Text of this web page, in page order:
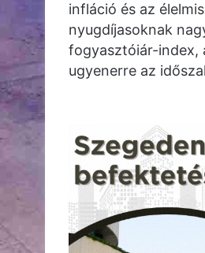
infláció és az
nyugdíjasoknak
fogyasztóiár-index,
ugyenerre az